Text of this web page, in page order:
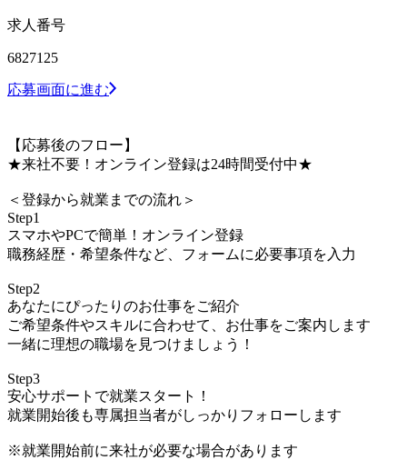
求人番号
6827125
応募画面に進む
【応募後のフロー】
★来社不要！オンライン登録は24時間受付中★
＜登録から就業までの流れ＞
Step1
スマホやPCで簡単！オンライン登録
職務経歴・希望条件など、フォームに必要事項を入力
Step2
あなたにぴったりのお仕事をご紹介
ご希望条件やスキルに合わせて、お仕事をご案内します
一緒に理想の職場を見つけましょう！
Step3
安心サポートで就業スタート！
就業開始後も専属担当者がしっかりフォローします
※就業開始前に来社が必要な場合があります